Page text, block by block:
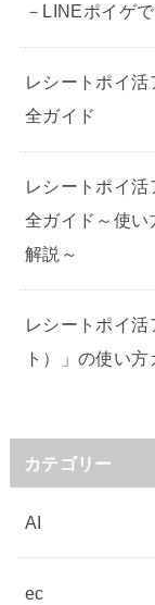
－LINEポイゲ
レシートポイ
全ガイド
レシートポイ
全ガイド～使
解説～
レシートポイ
ト）」の使い方
カテゴリー
AI
ec